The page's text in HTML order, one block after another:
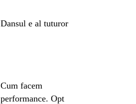
Dansul e al tuturor
Cum facem
performance. Opt